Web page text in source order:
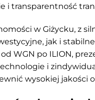
i transparentność
w Giżycku, z
jak i
WGN po ILION,
i
wysokiej jakości